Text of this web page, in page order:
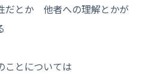
だとか 他者への理解とかが
ことについては